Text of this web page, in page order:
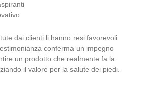
dai clienti li hanno resi favorevoli
conferma un impegno
un prodotto che realmente fa la
il valore per la salute dei piedi.